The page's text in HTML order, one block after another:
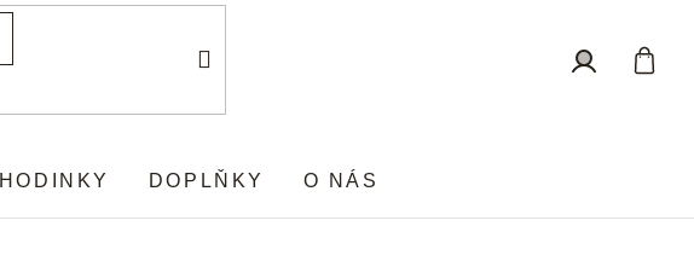
HODINKY DOPLŇKY O NÁS